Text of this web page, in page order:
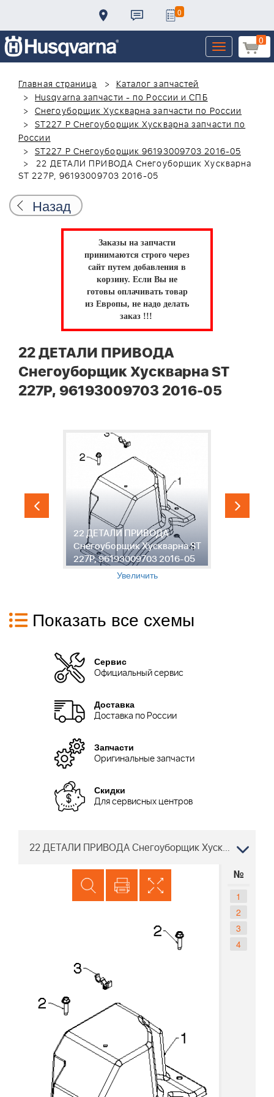
0
0
Toggle
navigation
Главная страница
Каталог запчастей
Husqvarna запчасти - по России и СПБ
Снегоуборщик Хускварна запчасти по России
ST227 P Снегоуборщик Хускварна запчасти по
России
ST227 P Снегоуборщик 96193009703 2016-05
22 ДЕТАЛИ ПРИВОДА Снегоуборщик Хускварна
ST 227P, 96193009703 2016-05
Назад
Заказы на запчасти
принимаются строго через
сайт путем добавления в
корзину. Если Вы не
готовы оплачивать товар
из Европы, не надо делать
заказ !!!
22 ДЕТАЛИ ПРИВОДА
Снегоуборщик Хускварна ST
227P, 96193009703 2016-05
22 ДЕТАЛИ ПРИВОДА
Снегоуборщик Хускварна ST
227P, 96193009703 2016-05
Увеличить
Показать все схемы
Сервис
Официальный сервис
Доставка
Доставка по России
Запчасти
Оригинальные запчасти
Скидки
Для сервисных центров
22 ДЕТАЛИ ПРИВОДА Снегоуборщик Хускварна ST 227P, 96193009703 2016-05
№
1
2
3
4